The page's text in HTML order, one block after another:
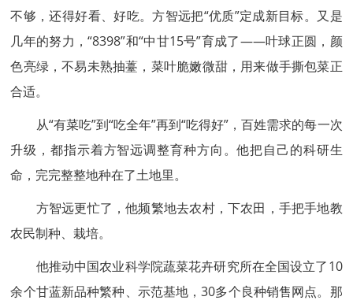
不够，还得好看、好吃。方智远把“优质”定成新目标。又是
几年的努力，“8398”和“中甘15号”育成了——叶球正圆，颜
色亮绿，不易未熟抽薹，菜叶脆嫩微甜，用来做手撕包菜正
合适。
从“有菜吃”到“吃全年”再到“吃得好”，百姓需求的每一次
升级，都指示着方智远调整育种方向。他把自己的科研生
命，完完整整地种在了土地里。
方智远更忙了，他频繁地去农村，下农田，手把手地教
农民制种、栽培。
他推动中国农业科学院蔬菜花卉研究所在全国设立了10
余个甘蓝新品种繁种、示范基地，30多个良种销售网点。那